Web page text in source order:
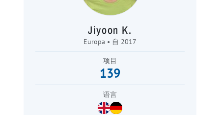
Jiyoon K.
Europa • 自 2017
项目
139
语言